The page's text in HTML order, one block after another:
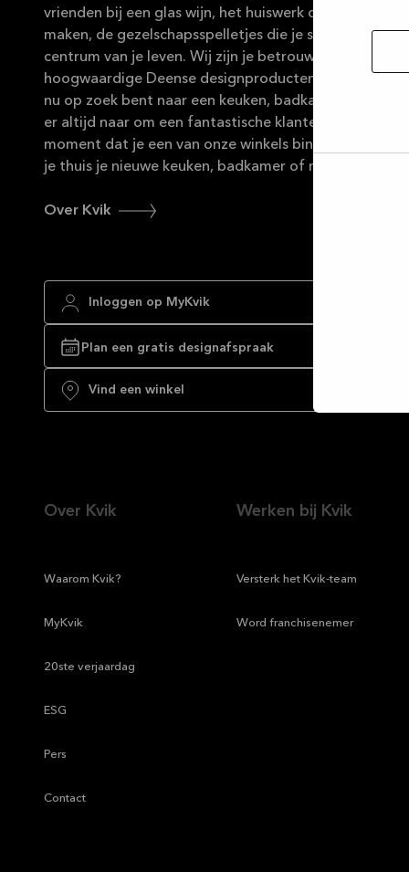
vrienden bij een glas wijn, het huiswerk dat de
maken, de gezelschapsspelletjes die je speelt … De
centrum van je leven. Wij zijn je betrouwbare partner
hoogwaardige Deense designproducten in
nu op zoek bent naar een keuken, badkamer of
er altijd naar om een fantastische klantenservice te
moment dat je een van onze winkels binnenstapt tot
je thuis je nieuwe keuken, badkamer of maatkast
Over Kvik
Inloggen op MyKvik
Plan een gratis designafspraak
Vind een winkel
Over Kvik
Waarom Kvik?
MyKvik
20ste verjaardag
ESG
Pers
Contact
Werken bij Kvik
Versterk het Kvik-team
Word franchisenemer